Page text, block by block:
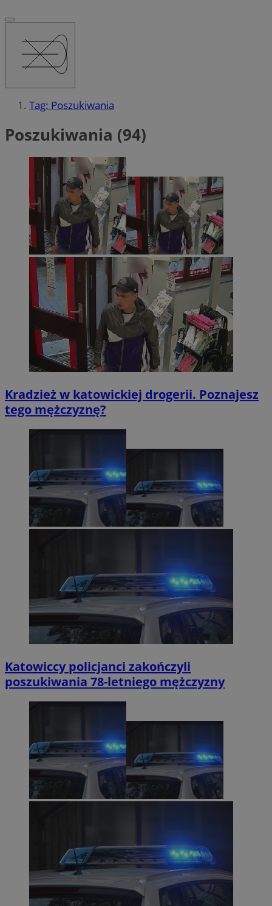
Tag: Poszukiwania
Poszukiwania (94)
Kradzież w katowickiej drogerii. Poznajesz
tego mężczyznę?
Katowiccy policjanci zakończyli
poszukiwania 78-letniego mężczyzny